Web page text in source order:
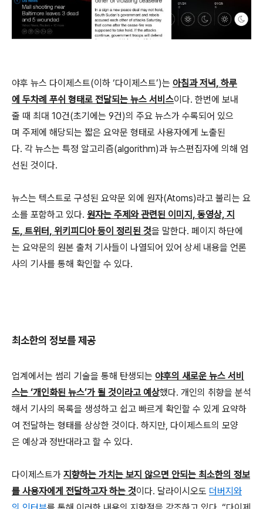
야후 뉴스 다이제스트(이하 ‘다이제스트’)는 아침과 저녁, 하루
에 두차례 푸쉬 형태로 전달되는 뉴스 서비스이다. 한번에 보내
줄 때 최대 10건(초기에는 9건)의 주요 뉴스가 수록되어 있으
며 주제에 해당되는 짧은 요약문 형태로 사용자에게 노출된
다. 각 뉴스는 특정 알고리즘(algorithm)과 뉴스편집자에 의해 엄
선된 것이다.
뉴스는 텍스트로 구성된 요약문 외에 원자(Atoms)라고 불리는 요
소를 포함하고 있다. 원자는 주제와 관련된 이미지, 동영상, 지
도, 트위터, 위키피디아 등이 정리된 것을 말한다. 페이지 하단에
는 요약문의 원본 출처 기사들이 나열되어 있어 상세 내용을 언론
사의 기사를 통해 확인할 수 있다.
최소한의 정보를 제공
업계에서는 썸리 기술을 통해 탄생되는 야후의 새로운 뉴스 서비
스는 ‘개인화된 뉴스’가 될 것이라고 예상했다. 개인의 취향을 분석
해서 기사의 목록을 생성하고 쉽고 빠르게 확인할 수 있게 요약하
여 전달하는 형태를 상상한 것이다. 하지만, 다이제스트의 모양
은 예상과 정반대라고 할 수 있다.
다이제스트가 지향하는 가치는 보지 않으면 안되는 최소한의 정보
를 사용자에게 전달하고자 하는 것이다. 달라이시오도 더버지와